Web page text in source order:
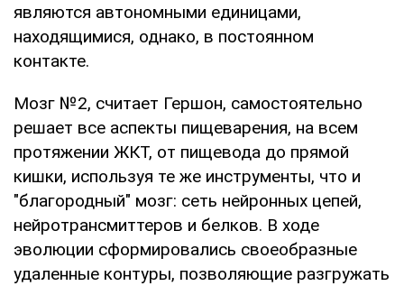
являются автономными единицами,
находящимися, однако, в постоянном
контакте.
Мозг №2, считает Гершон, самостоятельно
решает все аспекты пищеварения, на всем
протяжении ЖКТ, от пищевода до прямой
кишки, используя те же инструменты, что и
"благородный" мозг: сеть нейронных цепей,
нейротрансмиттеров и белков. В ходе
эволюции сформировались своеобразные
удаленные контуры, позволяющие разгружать